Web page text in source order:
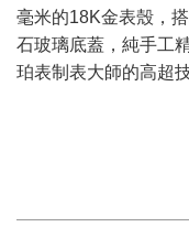
毫米的18K金表殼，
石玻璃底蓋，純手工
珀表制表大師的高超